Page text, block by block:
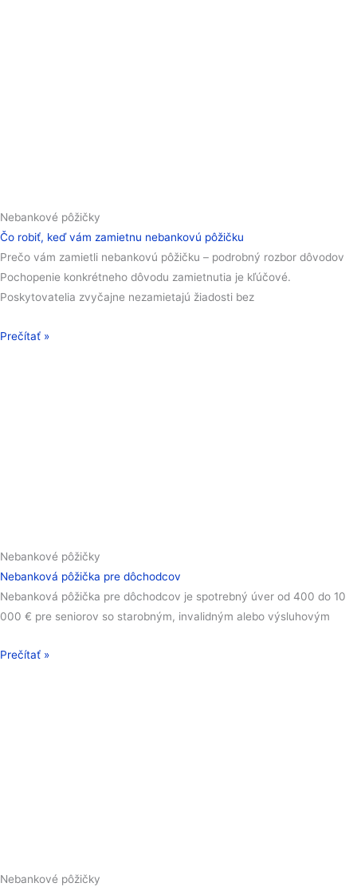
Nebankové pôžičky
Čo robiť, keď vám zamietnu nebankovú pôžičku
Prečo vám zamietli nebankovú pôžičku – podrobný rozbor dôvodov
Pochopenie konkrétneho dôvodu zamietnutia je kľúčové.
Poskytovatelia zvyčajne nezamietajú žiadosti bez
Prečítať »
Nebankové pôžičky
Nebanková pôžička pre dôchodcov
Nebanková pôžička pre dôchodcov je spotrebný úver od 400 do 10
000 € pre seniorov so starobným, invalidným alebo výsluhovým
Prečítať »
Nebankové pôžičky